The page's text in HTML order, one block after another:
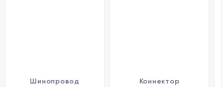
Шинопровод
Коннектор